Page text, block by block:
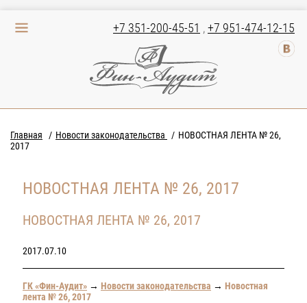
+7 351-200-45-51 ,+7 951-474-12-15
Главная Новости законодательства
НОВОСТНАЯ ЛЕНТА № 26,
2017
НОВОСТНАЯ ЛЕНТА № 26, 2017
НОВОСТНАЯ ЛЕНТА № 26, 2017
2017.07.10
ГК «Фин-Аудит» → Новости законодательства → Новостная
лента № 26, 2017